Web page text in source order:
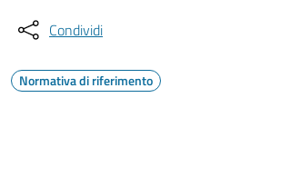
Condividi
Normativa di riferimento